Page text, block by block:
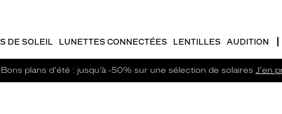
DE SOLEIL LUNETTES CONNECTÉES LENTILLES AUDITION
Bons plans d'été : jusqu’à -50% sur une sélection de solaires J'en